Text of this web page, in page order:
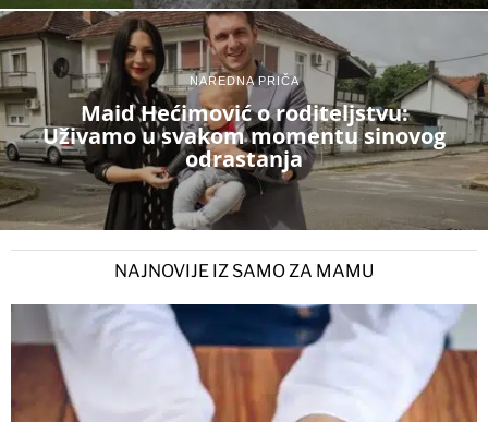
NAREDNA PRIČA
Maid Hećimović o roditeljstvu:
Uživamo u svakom momentu sinovog
odrastanja
NAJNOVIJE IZ SAMO ZA MAMU